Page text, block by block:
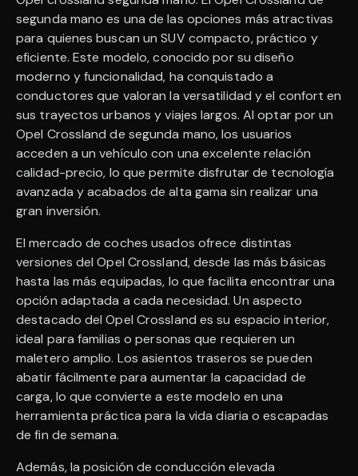
segunda mano es una de las opciones más atractivas
para quienes buscan un SUV compacto, práctico y
eficiente. Este modelo, conocido por su diseño
moderno y funcionalidad, ha conquistado a
conductores que valoran la versatilidad y el confort en
sus trayectos urbanos y viajes largos. Al optar por un
Opel Crossland de segunda mano, los usuarios
acceden a un vehículo con una excelente relación
calidad-precio, lo que permite disfrutar de tecnología
avanzada y acabados de alta gama sin realizar una
gran inversión.
El mercado de coches usados ofrece distintas
versiones del Opel Crossland, desde las más básicas
hasta las más equipadas, lo que facilita encontrar una
opción adaptada a cada necesidad. Un aspecto
destacado del Opel Crossland es su espacio interior,
ideal para familias o personas que requieren un
maletero amplio. Los asientos traseros se pueden
abatir fácilmente para aumentar la capacidad de
carga, lo que convierte a este modelo en una
herramienta práctica para la vida diaria o escapadas
de fin de semana.
Además, la posición de conducción elevada